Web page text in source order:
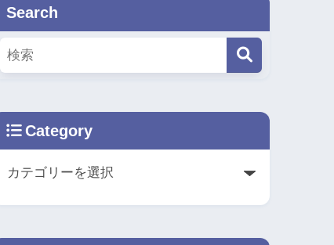
Search
Category